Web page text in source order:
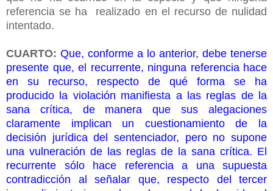
referencia se ha realizado en el recurso de nulidad
intentado.
CUARTO: Que, conforme a lo anterior, debe tenerse
presente que, el recurrente, ninguna referencia hace
en su recurso, respecto de qué forma se ha
producido la violación manifiesta a las reglas de la
sana crítica, de manera que sus alegaciones
claramente implican un cuestionamiento de la
decisión jurídica del sentenciador, pero no supone
una vulneración de las reglas de la sana crítica. El
recurrente sólo hace referencia a una supuesta
contradicción al señalar que, respecto del tercer